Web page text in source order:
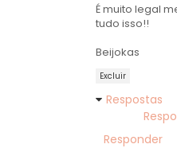
É muito legal
tudo isso!!
Beijokas
Excluir
Respostas
Responder